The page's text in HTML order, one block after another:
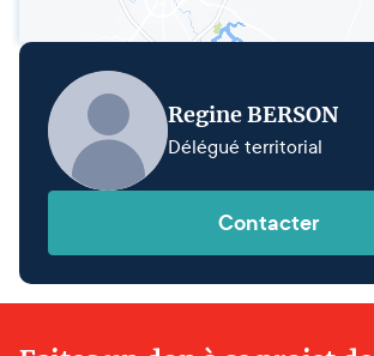
Regine BERSON
Délégué territorial
Contacter